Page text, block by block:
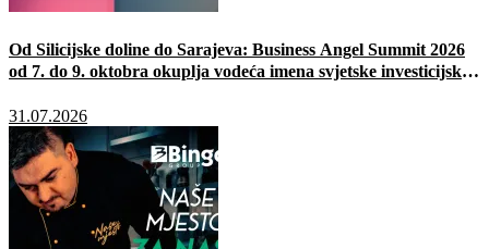
Od Silicijske doline do Sarajeva: Business Angel Summit 2026
od 7. do 9. oktobra okuplja vodeća imena svjetske investicijske
31.07.2026